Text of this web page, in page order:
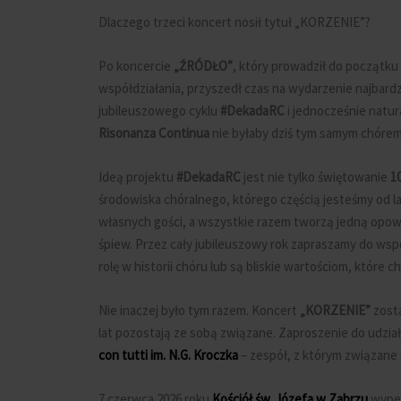
Dlaczego trzeci koncert nosił tytuł „KORZENIE”?
Po koncercie „ŹRÓDŁO”, który prowadził do
współdziałania, przyszedł czas na wydarzenie
jubileuszowego cyklu #DekadaRC i jednocześnie
Risonanza Continua nie byłaby dziś tym samym
Ideą projektu #DekadaRC jest nie tylko świętowanie
środowiska chóralnego, którego częścią jesteśmy od
własnych gości, a wszystkie razem tworzą jedną
śpiew. Przez cały jubileuszowy rok zapraszamy do
rolę w historii chóru lub są bliskie wartościom, które
Nie inaczej było tym razem. Koncert „KORZENIE”
lat pozostają ze sobą związane. Zaproszenie do
con tutti im. N.G. Kroczka – zespół, z którym